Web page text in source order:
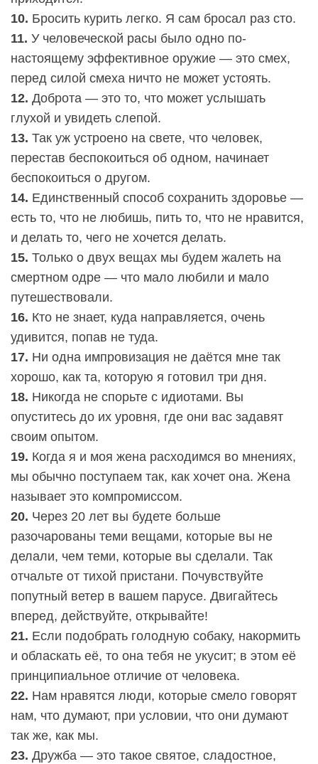
10. Бросить курить легко. Я сам бросал раз сто.
11. У человеческой расы было одно по-
настоящему эффективное оружие — это смех,
перед силой смеха ничто не может устоять.
12. Доброта — это то, что может услышать
глухой и увидеть слепой.
13. Так уж устроено на свете, что человек,
перестав беспокоиться об одном, начинает
беспокоиться о другом.
14. Единственный способ сохранить здоровье —
есть то, что не любишь, пить то, что не нравится,
и делать то, чего не хочется делать.
15. Только о двух вещах мы будем жалеть на
смертном одре — что мало любили и мало
путешествовали.
16. Кто не знает, куда направляется, очень
удивится, попав не туда.
17. Ни одна импровизация не даётся мне так
хорошо, как та, которую я готовил три дня.
18. Никогда не спорьте с идиотами. Вы
опуститесь до их уровня, где они вас задавят
своим опытом.
19. Когда я и моя жена расходимся во мнениях,
мы обычно поступаем так, как хочет она. Жена
называет это компромиссом.
20. Через 20 лет вы будете больше
разочарованы теми вещами, которые вы не
делали, чем теми, которые вы сделали. Так
отчальте от тихой пристани. Почувствуйте
попутный ветер в вашем парусе. Двигайтесь
вперед, действуйте, открывайте!
21. Если подобрать голодную собаку, накормить
и обласкать её, то она тебя не укусит; в этом её
принципиальное отличие от человека.
22. Нам нравятся люди, которые смело говорят
нам, что думают, при условии, что они думают
так же, как мы.
23. Дружба — это такое святое, сладостное,